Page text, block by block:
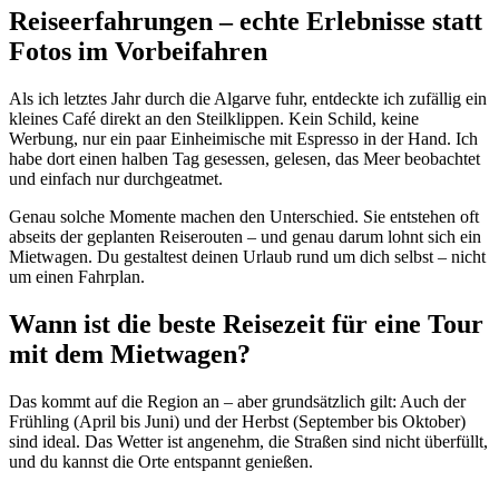
Reiseerfahrungen – echte Erlebnisse statt
Fotos im Vorbeifahren
Als ich letztes Jahr durch die Algarve fuhr, entdeckte ich zufällig ein
kleines Café direkt an den Steilklippen. Kein Schild, keine
Werbung, nur ein paar Einheimische mit Espresso in der Hand. Ich
habe dort einen halben Tag gesessen, gelesen, das Meer beobachtet
und einfach nur durchgeatmet.
Genau solche Momente machen den Unterschied. Sie entstehen oft
abseits der geplanten Reiserouten – und genau darum lohnt sich ein
Mietwagen. Du gestaltest deinen Urlaub rund um dich selbst – nicht
um einen Fahrplan.
Wann ist die beste Reisezeit für eine Tour
mit dem Mietwagen?
Das kommt auf die Region an – aber grundsätzlich gilt: Auch der
Frühling (April bis Juni) und der Herbst (September bis Oktober)
sind ideal. Das Wetter ist angenehm, die Straßen sind nicht überfüllt,
und du kannst die Orte entspannt genießen.